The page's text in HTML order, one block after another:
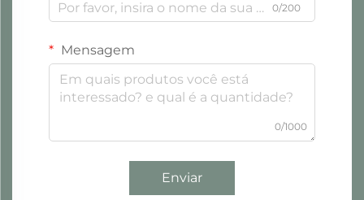
0/200
Mensagem
0/1000
Enviar